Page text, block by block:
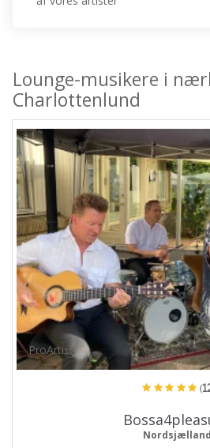
Lounge-musikere i
Charlottenlund
ProArtist
Nordsjælland